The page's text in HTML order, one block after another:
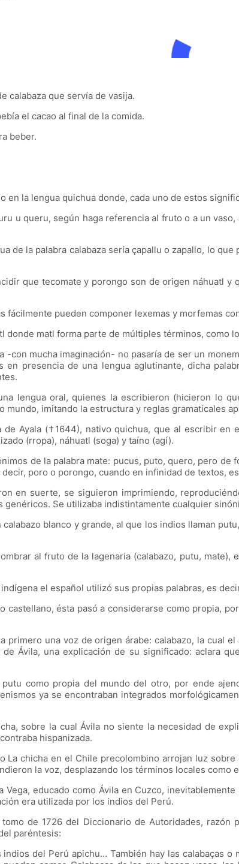
calabaza que servía de vasija.
el cacao al final de la comida.
beber.
en la lengua quichua donde, cada uno de estos
u queru, según haga referencia al fruto o a un
de la palabra calabaza sería çapallu o zapallo, lo
que tecomate y porongo son de origen náhuatl
fácilmente pueden componer lexemas y morfemas
donde matl forma parte de múltiples términos,
-con mucha imaginación- no pasaría de ser un
en presencia de una lengua aglutinante, dicha
lengua oral, quienes la escribieron (hicieron lo
mundo, imitando la estructura y reglas gramaticales
de Ayala (†1644), nativo quichua, que al escribir
(rropa), náhuatl (soga) y taíno (agí).
de la palabra mate: pucus, puto, quero, pero
poro o porongo, cuando en infinidad de textos,
en suerte, se siguieron imprimiendo,
Se utilizaba indistintamente cualquier
blanco y grande, al que los indios llaman
al fruto de la lagenaria (calabazo, putu,
el español utilizó sus propias palabras, es
castellano, ésta pasó a considerarse como propia,
una voz de origen árabe: calabazo, la cual
Ávila, una explicación de su significado: aclara
como propia del mundo del otro, por ende
ya se encontraban integrados
sobre la cual Ávila no siente la necesidad de
hispanizada.
La chicha en el Chile precolombino arrojan luz
la voz, desplazando los términos locales como
Vega, educado como Ávila en Cuzco,
era utilizada por los indios del Perú.
de 1726 del Diccionario de Autoridades,
paréntesis:
del Perú apichu… También hay las calabaças